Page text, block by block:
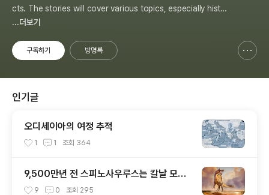
cts. The stories will cover various topics, especially histor
y, sometimes in-depth, sometimes with a light touch. One
generalized viewpoint
...더보기
구독하기 방명록
인기글
오디세이아의 여정 추적
1 1 조회 364
9,500만년 전 스피노사우루스는 칼날 모양
머리 볏이 있었다
9 0 조회 295